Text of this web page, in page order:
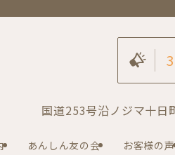
あんしん友の会 お客様の声
国道253号沿ノジマ十